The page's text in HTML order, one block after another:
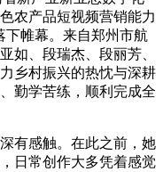
农产品短视频营销能力
下帷幕。来自郑州市航
如、段瑞杰、段丽芳、
乡村振兴的热忱与深耕
勤学苦练，顺利完成全
有感触。在此之前，她
日常创作大多凭着感觉